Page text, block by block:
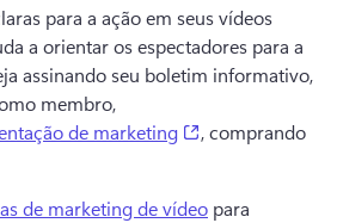
para a ação em seus vídeos
a orientar os espectadores para a
assinando seu boletim informativo,
membro,
de marketing
(opens in a new
, comprando
de marketing de vídeo para